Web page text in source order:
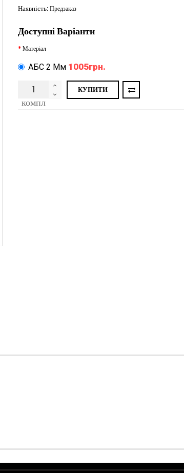
Наявність:Предзаказ
Доступні Варіанти
Матеріал
АБС 2 Мм 1005грн.
компл
КУПИТИ